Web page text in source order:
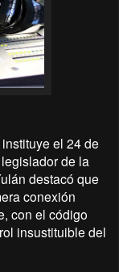
el 24 de
de la
destacó que
conexión
con el código
insustituible del